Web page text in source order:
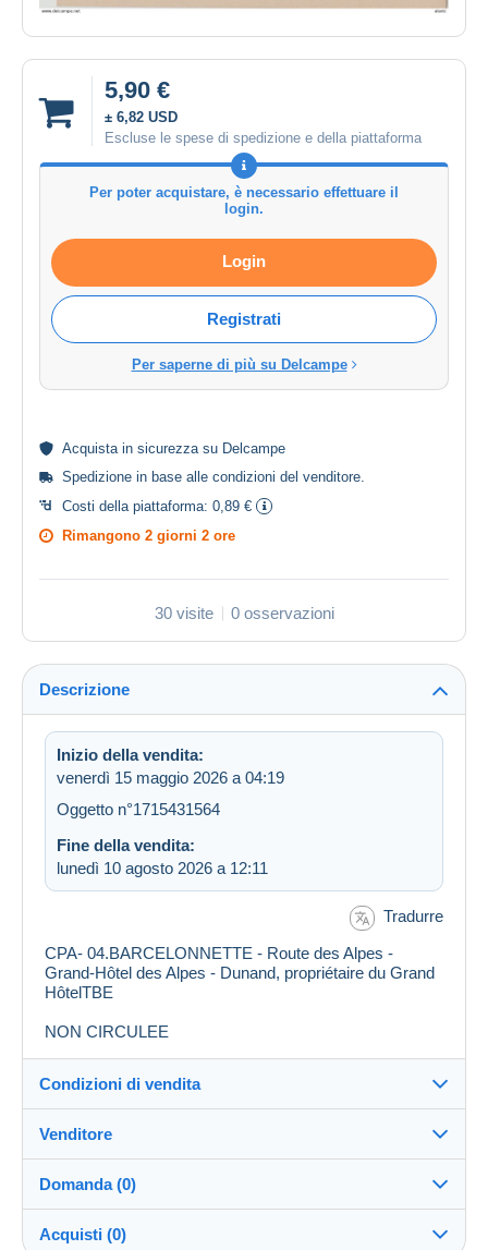
5,90 €
± 6,82 USD
Escluse le spese di spedizione e della piattaforma
Per poter acquistare, è necessario effettuare il
login.
Login
Registrati
Per saperne di più su Delcampe
Acquista in sicurezzasu Delcampe
Spedizione in base alle condizioni del venditore.
Costi della piattaforma: 0,89 €
Rimangono 2 giorni 2 ore
30 visite 0 osservazioni
Descrizione
Inizio della vendita:
venerdì 15 maggio 2026 a 04:19
Oggetto n°1715431564
Fine della vendita:
lunedì 10 agosto 2026 a 12:11
Tradurre
CPA- 04.BARCELONNETTE - Route des Alpes -
Grand-Hôtel des Alpes - Dunand, propriétaire du Grand
HôtelTBE
NON CIRCULEE
Condizioni di vendita
Destinazione:
Vedi l'elenco dei paesi
Invio:
Invio dopo il pagamento
Venditore
alanic99%(4384x)
Domanda (0)
Acquisti (0)